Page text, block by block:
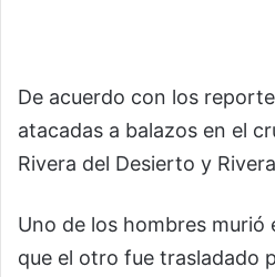
De acuerdo con los
atacadas a balazos en el
Rivera del Desierto y
Uno de los hombres murió
que el otro fue trasladado